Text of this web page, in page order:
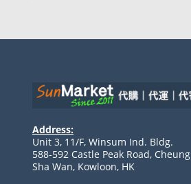
Address:
Unit 3, 11/F, Winsum Ind. Bldg.
588-592 Castle Peak Road, Cheung
Sha Wan, Kowloon, HK